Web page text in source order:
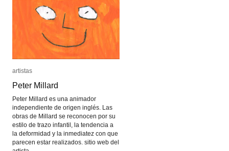
artistas
Peter Millard
Peter Millard es una animador
independiente de origen inglés. Las
obras de Millard se reconocen por su
estilo de trazo infantil, la tendencia a
la deformidad y la inmediatez con que
parecen estar realizados. sitio web del
artistas
Peter Millard